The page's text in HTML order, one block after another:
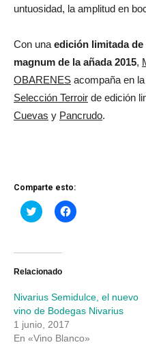
untuosidad, la amplitud en
Con una edición limitada de
magnum de la añada 2015,
OBARENES acompaña en
Selección Terroir de edición
Cuevas y Pancrudo.
Comparte esto:
Haz
clic
Twitter
abre
ventana
nueva)
Haz
clic
ventana
nueva)
Relacionado
Nivarius Semidulce, el nuevo
vino de Bodegas Nivarius
1 junio, 2017
En «Vino Blanco»